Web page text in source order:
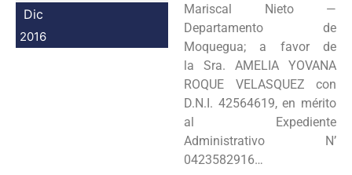
Dic
2016
Mariscal Nieto —
Departamento de
Moquegua; a favor de
la Sra. AMELIA YOVANA
ROQUE VELASQUEZ con
D.N.I. 42564619, en mérito
al Expediente
Administrativo N’
0423582916…